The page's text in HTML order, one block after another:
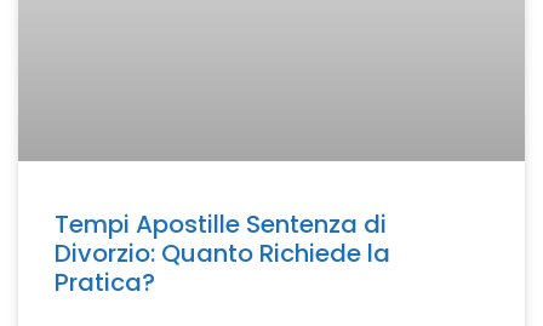
Tempi Apostille Sentenza di
Divorzio: Quanto Richiede la
Pratica?